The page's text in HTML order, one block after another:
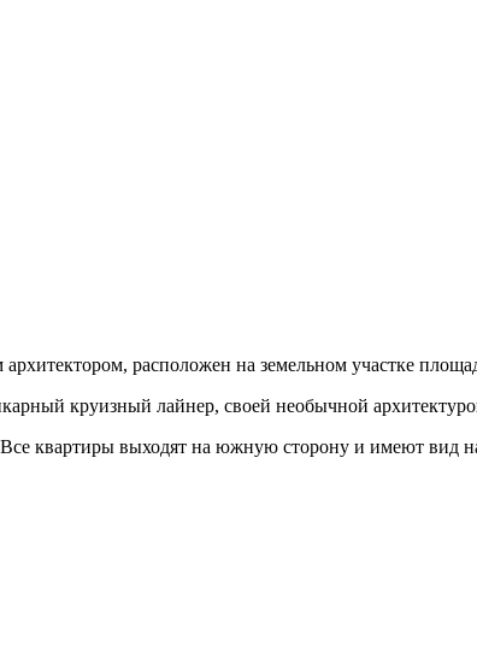
расположен на земельном участке
круизный лайнер, своей необычной
квартиры выходят на южную сторону и имеют вид